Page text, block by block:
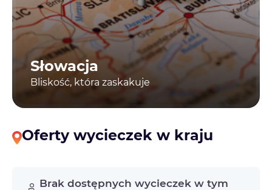
Słowacja
Bliskość, która zaskakuje
Oferty wycieczek w kraju
Brak dostępnych wycieczek w tym